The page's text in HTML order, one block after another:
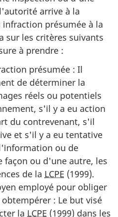
arrive à la
présumée à la
sur les critères suivants
à prendre :
présumée : Il
de déterminer la
réels ou potentiels
s'il y a eu action
du contrevenant, s'il
et s'il y a eu tentative
ou de
façon ou d'une autre, les
de la LCPE (1999).
employé pour obliger
: Le but visé
la LCPE (1999) dans les